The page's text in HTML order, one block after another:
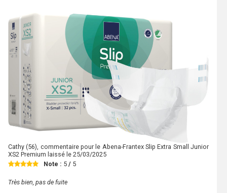
Cathy (56), commentaire pour le Abena-Frantex Slip Extra Small Junior
XS2 Premium laissé le 25/03/2025
Note : 5 / 5
Très bien, pas de fuite